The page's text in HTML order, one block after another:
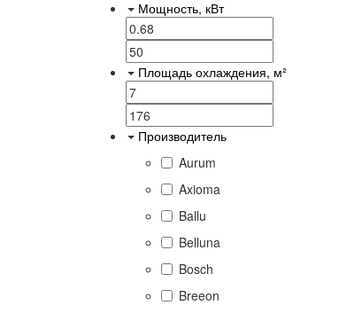
Мощность, кВт
Площадь охлаждения, м²
Производитель
Aurum
Axioma
Ballu
Belluna
Bosch
Breeon